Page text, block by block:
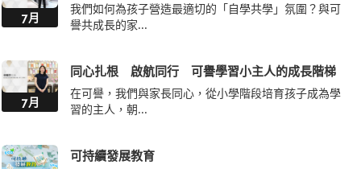
7月
我們如何為孩子營造最適切的「自學共學」氛圍？與可
譽共成長的家...
7月
同心扎根 啟航同行 可譽學習小主人的成長階梯
在可譽，我們與家長同心，從小學階段培育孩子成為學
習的主人，朝...
可持續發展教育